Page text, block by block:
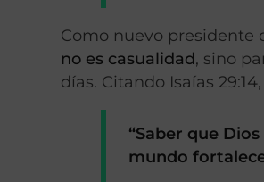
Como nuevo presidente
no es casualidad, sino
días. Citando Isaías
“Saber que
mundo